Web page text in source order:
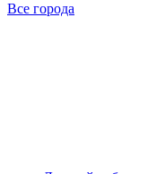
Все города